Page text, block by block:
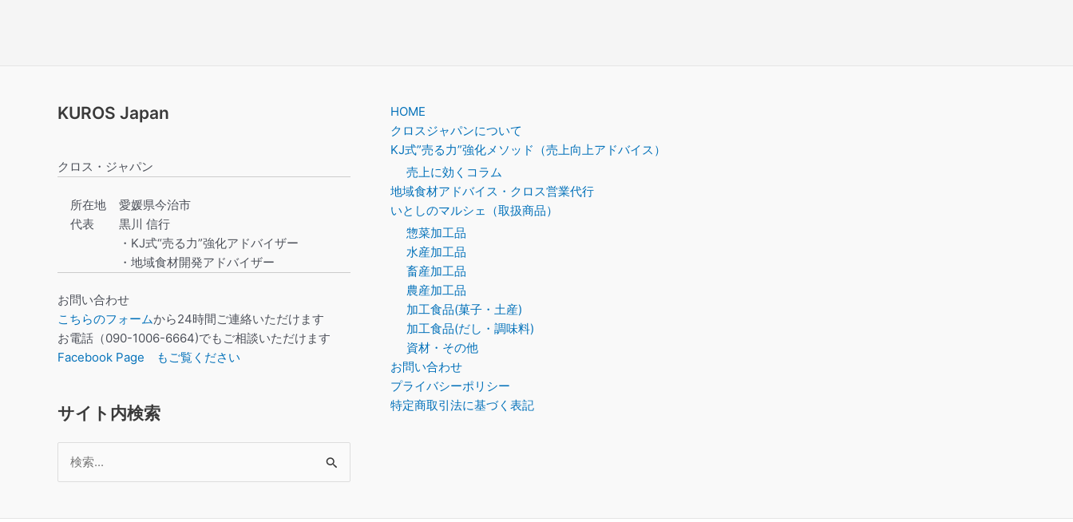
KUROS Japan
クロス・ジャパン
所在地
代表
愛媛県今治市
黒川 信行
・KJ式“売る力”強化アドバイザー
・地域食材開発アドバイザー
お問い合わせ
こちらのフォームから24時間ご連絡いただけます
お電話（090-1006-6664)でもご相談いただけます
Facebook Page もご覧ください
サイト内検索
索
HOME
クロスジャパンについて
KJ式”売る力”強化メソッド（売上向上アドバイス）
売上に効くコラム
地域食材アドバイス・クロス営業代行
いとしのマルシェ（取扱商品）
惣菜加工品
水産加工品
畜産加工品
農産加工品
加工食品(菓子・土産)
加工食品(だし・調味料)
資材・その他
お問い合わせ
プライバシーポリシー
特定商取引法に基づく表記